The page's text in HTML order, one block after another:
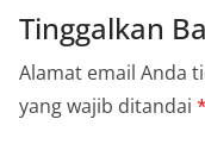
Tinggalkan
Alamat email Anda
yang wajib ditandai *